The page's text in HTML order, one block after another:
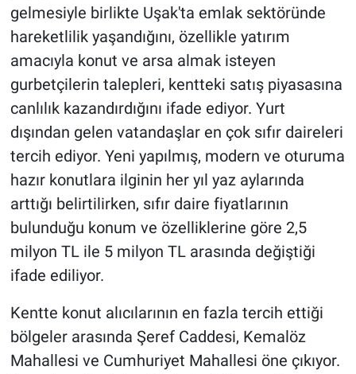
gelmesiyle birlikte Uşak'ta emlak sektöründe
hareketlilik yaşandığını, özellikle yatırım
amacıyla konut ve arsa almak isteyen
gurbetçilerin talepleri, kentteki satış piyasasına
canlılık kazandırdığını ifade ediyor. Yurt
dışından gelen vatandaşlar en çok sıfır daireleri
tercih ediyor. Yeni yapılmış, modern ve oturuma
hazır konutlara ilginin her yıl yaz aylarında
arttığı belirtilirken, sıfır daire fiyatlarının
bulunduğu konum ve özelliklerine göre 2,5
milyon TL ile 5 milyon TL arasında değiştiği
ifade ediliyor.
Kentte konut alıcılarının en fazla tercih ettiği
bölgeler arasında Şeref Caddesi, Kemalöz
Mahallesi ve Cumhuriyet Mahallesi öne çıkıyor.